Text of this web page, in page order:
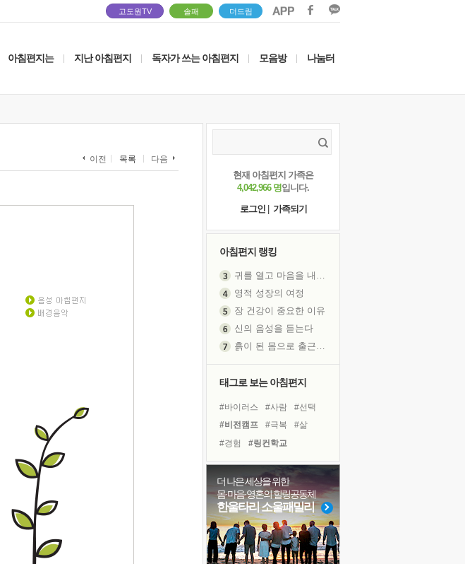
고도원TV 솔패 더드림
아침편지는 지난 아침편지 독자가 쓰는 아침편지 모음방 나눔터
이전 목록 다음
현재 아침편지 가족은
4,042,966 명입니다.
로그인
가족되기
아침편지 랭킹
영적 성장의 여정
장 건강이 중요한 이유
신의 음성을 듣는다
극과 극의 양 끝단
극심한 변비, 어깨결림, 수면 장애
보고 싶은 어머니
유년 시절의 부산 영도 바다
못된 꼰대들
거울 속의 나
태그로 보는 아침편지
#바이러스 #사람
#선택
#비전캠프
#극복
#삶
#경험
#링컨학교
#독서
#다짐
#건강
#계획
#유튜브
#면역력
#희망
#위기
#리더
#아이들
#힐링
#친구
#나눔
더 나은 세상을 위한
몸·마음·영혼의 힐링공동체
한울타리 소울패밀리